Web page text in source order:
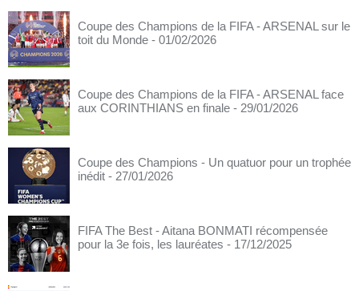
Coupe des Champions de la FIFA - ARSENAL sur le
toit du Monde - 01/02/2026
Coupe des Champions de la FIFA - ARSENAL face
aux CORINTHIANS en finale - 29/01/2026
Coupe des Champions - Un quatuor pour un trophée
inédit - 27/01/2026
FIFA The Best - Aitana BONMATI récompensée
pour la 3e fois, les lauréates - 17/12/2025